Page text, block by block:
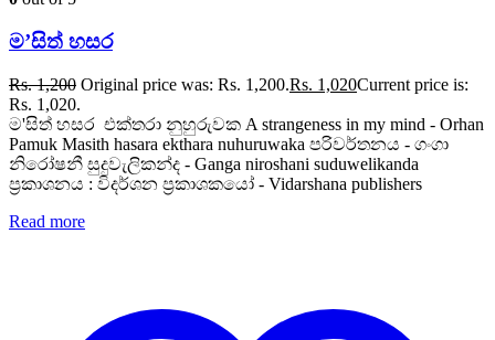
ම’සිත් හසර
Rs.1,200 Original price was: Rs. 1,200.Rs. 1,020Current price is:
Rs. 1,020.
ම'සිත් හසර එක්තරා නුහුරුවක A strangeness in my mind - Orhan
Pamuk Masith hasara ekthara nuhuruwaka පරිවර්තනය - ගංගා
නිරෝෂනී සුදුවැලිකන්ද - Ganga niroshani suduwelikanda
ප්‍රකාශනය : විදර්ශන ප්‍රකාශකයෝ - Vidarshana publishers
Read more